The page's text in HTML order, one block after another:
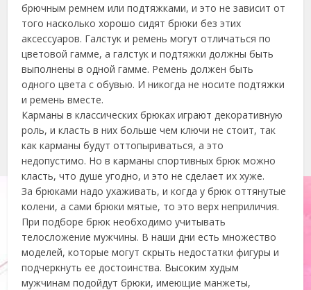
брючным ремнем или подтяжками, и это не зависит от
того насколько хорошо сидят брюки без этих
аксессуаров. Галстук и ремень могут отличаться по
цветовой гамме, а галстук и подтяжки должны быть
выполнены в одной гамме. Ремень должен быть
одного цвета с обувью. И никогда не носите подтяжки
и ремень вместе.
Карманы в классических брюках играют декоративную
роль, и класть в них больше чем ключи не стоит, так
как карманы будут оттопыриваться, а это
недопустимо. Но в карманы спортивных брюк можно
класть, что душе угодно, и это не сделает их хуже.
За брюками надо ухаживать, и когда у брюк оттянутые
колени, а сами брюки мятые, то это верх неприличия.
При подборе брюк необходимо учитывать
телосложение мужчины. В наши дни есть множество
моделей, которые могут скрыть недостатки фигуры и
подчеркнуть ее достоинства. Высоким худым
мужчинам подойдут брюки, имеющие манжеты,